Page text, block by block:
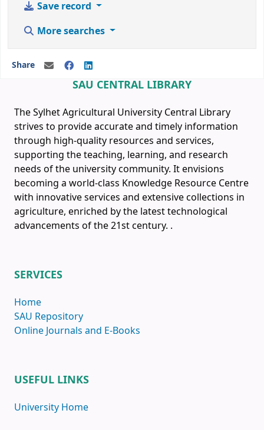
Save record
More searches
Share
SAU CENTRAL LIBRARY
The Sylhet Agricultural University Central Library
strives to provide accurate and timely information
through high-quality resources and services,
supporting the teaching, learning, and research
needs of the university community. It envisions
becoming a world-class Knowledge Resource Centre
with innovative services and extensive collections in
agriculture, enriched by the latest technological
advancements of the 21st century. .
SERVICES
Home
SAU Repository
Online Journals and E-Books
USEFUL LINKS
University Home